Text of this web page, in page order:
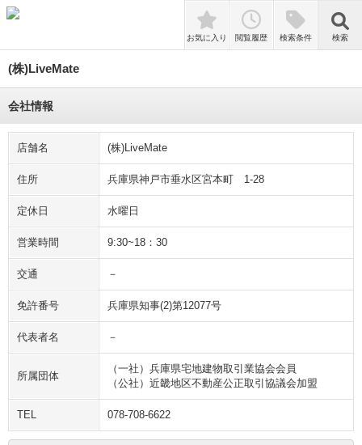
検索
お気に入り 閲覧履歴 検索条件 検索
(株)LiveMate
会社情報
店舗名 (株)LiveMate
住所 兵庫県神戸市垂水区宮本町 1-28
定休日 水曜日
営業時間 9:30~18：30
交通 －
免許番号 兵庫県知事(2)第12077号
代表者名 －
所属団体
（一社）兵庫県宅地建物取引業協会会員
（公社）近畿地区不動産公正取引協議会加盟
TEL 078-708-6622